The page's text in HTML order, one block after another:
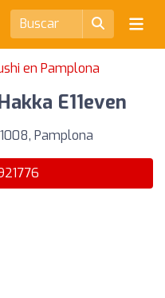
en Pamplona
E11even
Pamplona